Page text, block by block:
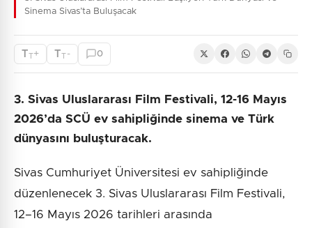
Sinema Sivas’ta Buluşacak
TT+ TT - 0
3. Sivas Uluslararası Film Festivali, 12-16 Mayıs
2026’da SCÜ ev sahipliğinde sinema ve Türk
dünyasını buluşturacak.
Sivas Cumhuriyet Üniversitesi ev sahipliğinde
düzenlenecek 3. Sivas Uluslararası Film Festivali,
12–16 Mayıs 2026 tarihleri arasında